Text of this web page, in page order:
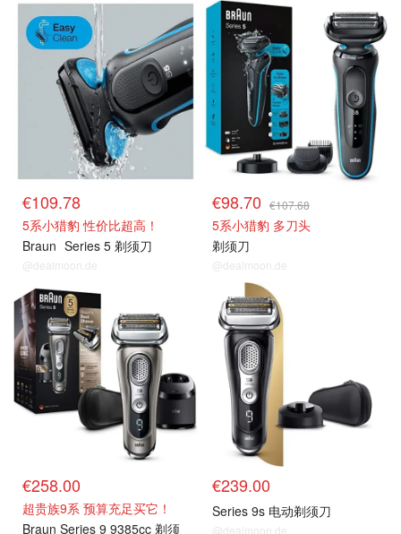
€109.78
5系小猎豹 性价比超高！
Braun Series 5 剃须刀
@dealmoon.de
€98.70 €107.68
5系小猎豹 多刀头
剃须刀
@dealmoon.de
€258.00
超贵族9系 预算充足买它！
Braun Series 9 9385cc 剃须
€239.00
Series 9s 电动剃须刀
@dealmoon.de